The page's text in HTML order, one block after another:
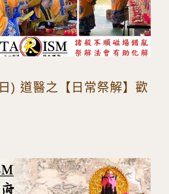
) 道醫之【日常祭解】歡